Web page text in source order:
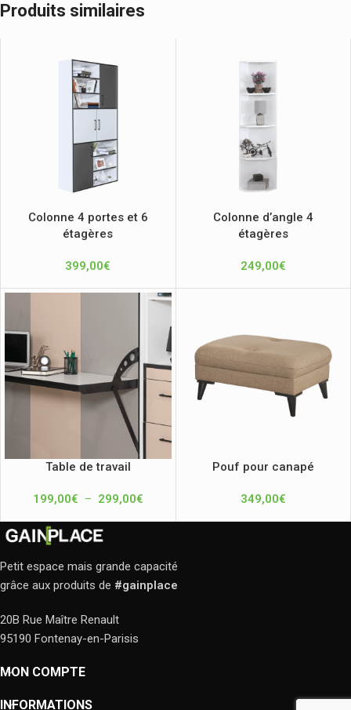
Produits similaires
Colonne 4 portes et 6
étagères
399,00€
Colonne d’angle 4
étagères
249,00€
Table de travail
199,00€ – 299,00€
Pouf pour canapé
349,00€
Petit espace mais grande capacité
grâce aux produits de #gainplace
20B Rue Maître Renault
95190 Fontenay-en-Parisis
MON COMPTE
INFORMATIONS